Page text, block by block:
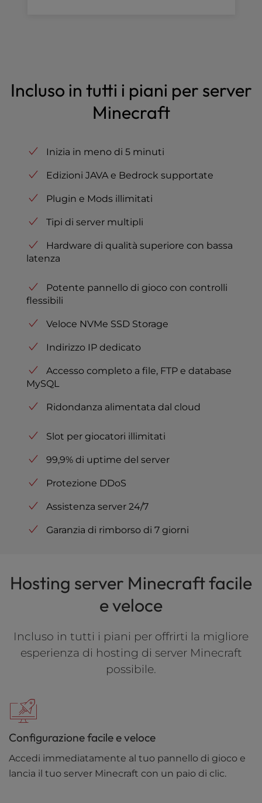
Incluso in tutti i piani per server
Minecraft
Inizia in meno di 5 minuti
Edizioni JAVA e Bedrock supportate
Plugin e Mods illimitati
Tipi di server multipli
Hardware di qualità superiore con bassa
latenza
Potente pannello di gioco con controlli
flessibili
Veloce NVMe SSD Storage
Indirizzo IP dedicato
Accesso completo a file, FTP e database
MySQL
Ridondanza alimentata dal cloud
Slot per giocatori illimitati
99,9% di uptime del server
Protezione DDoS
Assistenza server 24/7
Garanzia di rimborso di 7 giorni
Hosting server Minecraft facile
e veloce
Incluso in tutti i piani per offrirti la migliore
esperienza di hosting di server Minecraft
possibile.
Configurazione facile e veloce
Accedi immediatamente al tuo pannello di gioco e
lancia il tuo server Minecraft con un paio di clic.